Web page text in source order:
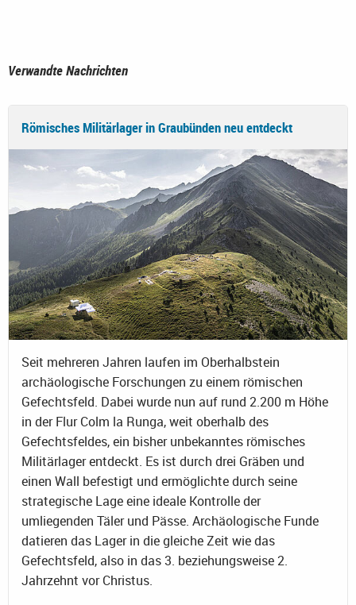
Verwandte Nachrichten
Römisches Militärlager in Graubünden neu entdeckt
Seit mehreren Jahren laufen im Oberhalbstein
archäologische Forschungen zu einem römischen
Gefechtsfeld. Dabei wurde nun auf rund 2.200 m Höhe
in der Flur Colm la Runga, weit oberhalb des
Gefechtsfeldes, ein bisher unbekanntes römisches
Militärlager entdeckt. Es ist durch drei Gräben und
einen Wall befestigt und ermöglichte durch seine
strategische Lage eine ideale Kontrolle der
umliegenden Täler und Pässe. Archäologische Funde
datieren das Lager in die gleiche Zeit wie das
Gefechtsfeld, also in das 3. beziehungsweise 2.
Jahrzehnt vor Christus.